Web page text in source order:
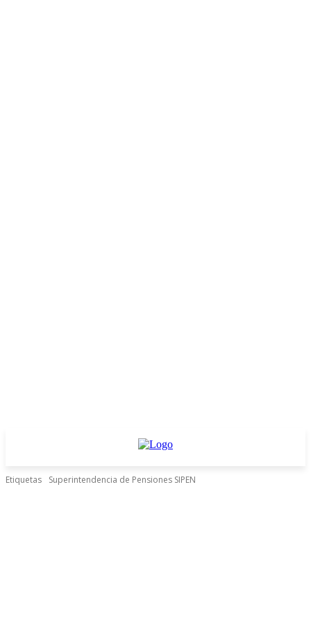
Etiquetas Superintendencia de Pensiones SIPEN